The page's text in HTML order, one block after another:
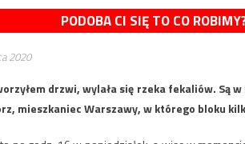
PODOBA CI SIĘ TO CO
2020
drzwi, wylała się rzeka fekaliów. Są
mieszkaniec Warszawy, w którego bloku